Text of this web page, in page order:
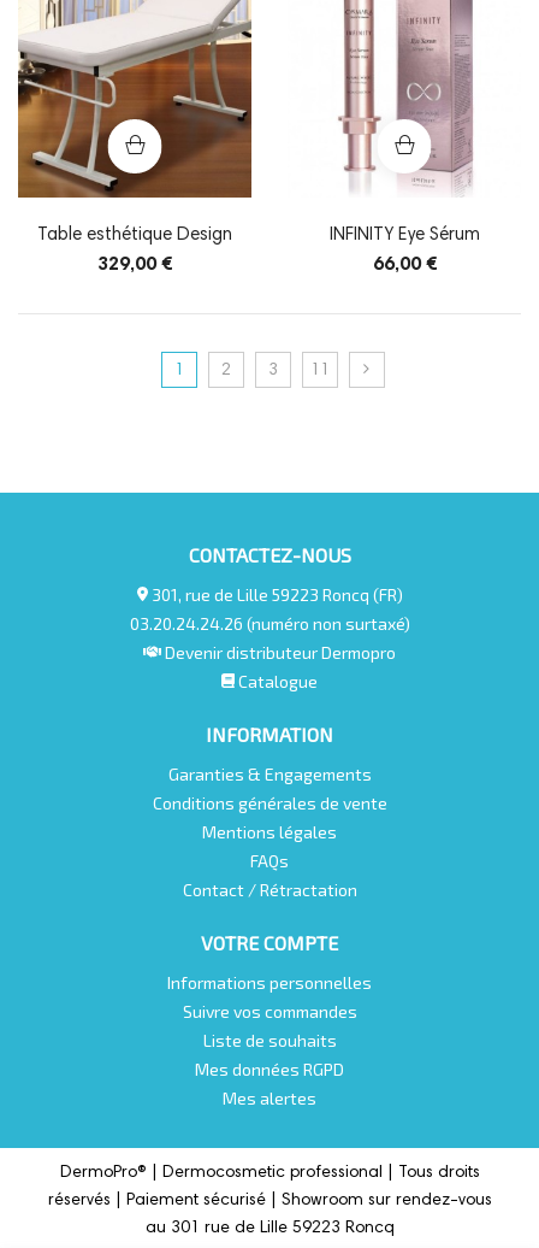
Table esthétique Design
329,00 €
INFINITY Eye Sérum
66,00 €
2 3
CONTACTEZ-NOUS
301, rue de Lille 59223 Roncq (FR)
03.20.24.24.26 (numéro non surtaxé)
Devenir distributeur Dermopro
Catalogue
INFORMATION
Garanties & Engagements
Conditions générales de vente
Mentions légales
FAQs
Contact / Rétractation
VOTRE COMPTE
Informations personnelles
Suivre vos commandes
Liste de souhaits
Mes données RGPD
Mes alertes
DermoPro® | Dermocosmetic professional |
Tous droits
réservés | Paiement sécurisé | Showroom sur rendez-vous
au 301 rue de Lille 59223 Roncq